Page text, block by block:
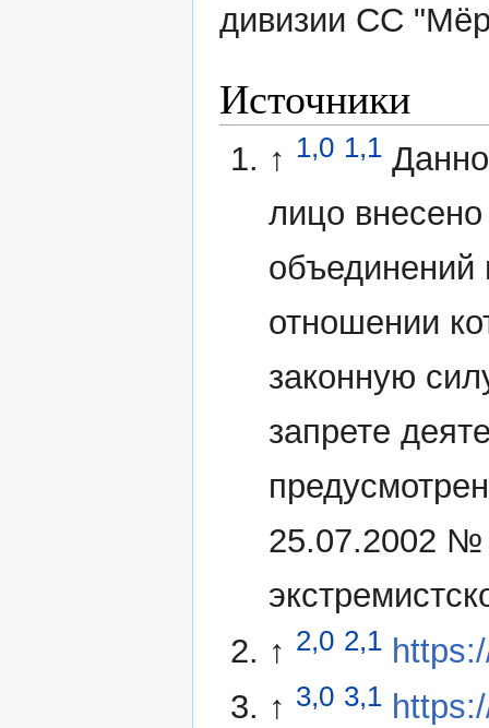
дивизии СС
Источники
↑ 1,0 1,1
лицо
объединений
отношении
законную
запрете
25.07.2002 №
↑ 2,0 2,1
↑ 3,0 3,1